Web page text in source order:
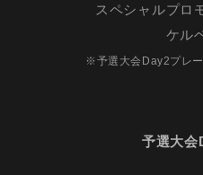
スペシャルプロ
ケル
※予選大会Day2プレ
予選大会